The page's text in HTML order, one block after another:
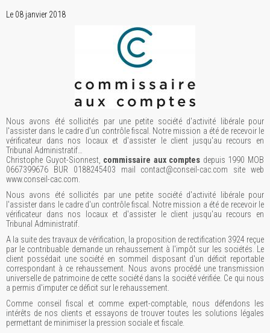
Le 08 janvier 2018
Nous avons été sollicités par une petite société d'activité libérale pour
l'assister dans le cadre d'un contrôle fiscal. Notre mission a été de recevoir le
vérificateur dans nos locaux et d'assister le client jusqu'au recours en
Tribunal Administratif…
Christophe Guyot-Sionnest, commissaire aux comptes depuis 1990 MOB
0667399676 BUR 0188245403 mail contact@conseil-cac.com site web
www.conseil-cac.com.
Nous avons été sollicités par une petite société d'activité libérale pour
l'assister dans le cadre d'un contrôle fiscal. Notre mission a été de recevoir le
vérificateur dans nos locaux et d'assister le client jusqu'au recours en
Tribunal Administratif.
A la suite des travaux de vérification, la proposition de rectification 3924 reçue
par le contribuable demande un rehaussement à l'impôt sur les sociétés. Le
client possédait une société en sommeil disposant d'un déficit reportable
correspondant à ce rehaussement. Nous avons procédé une transmission
universelle de patrimoine de cette société dans la société vérifiée. Ce qui nous
a permis d'imputer ce déficit sur le rehaussement.
Comme conseil fiscal et comme expert-comptable, nous défendons les
intérêts de nos clients et essayons de trouver toutes les solutions légales
permettant de minimiser la pression sociale et fiscale.